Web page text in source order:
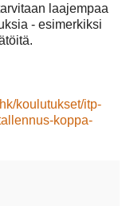
laajempaa
- esimerkiksi
koulutukset/itp-
koppa-